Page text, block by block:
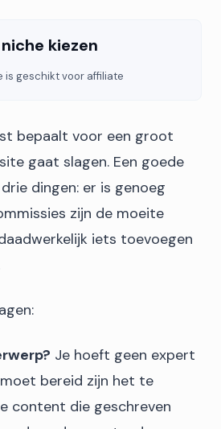
kiezen
is geschikt voor affiliate
bepaalt voor een groot
gaat slagen. Een goede
dingen: er is genoeg
zijn de moeite
iets toevoegen
Je hoeft geen expert
bereid zijn het te
content die geschreven